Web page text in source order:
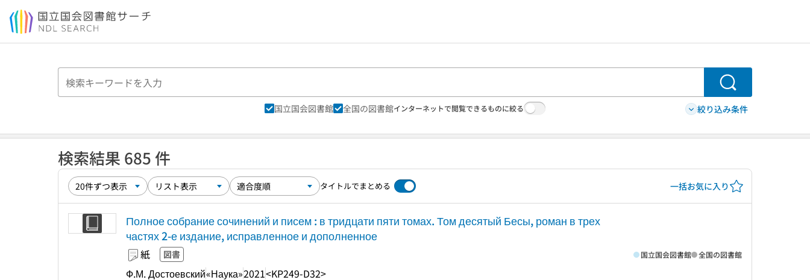
本文へ移動
検索
国立国会図書館 全国の図書館インターネットで閲覧できるものに絞る 絞り込み条件
検索結果 685 件
タイトルでまとめる 一括お気に入り
Полное собрание сочинений и писем : в тридцати пяти томах. Том десятый Бесы, роман в трех
частях 2-е издание, исправленное и дополненное
紙 図書
Ф.М. Достоевский«Наука»2021<KP249-D32>
国立国会図書館 全国の図書館